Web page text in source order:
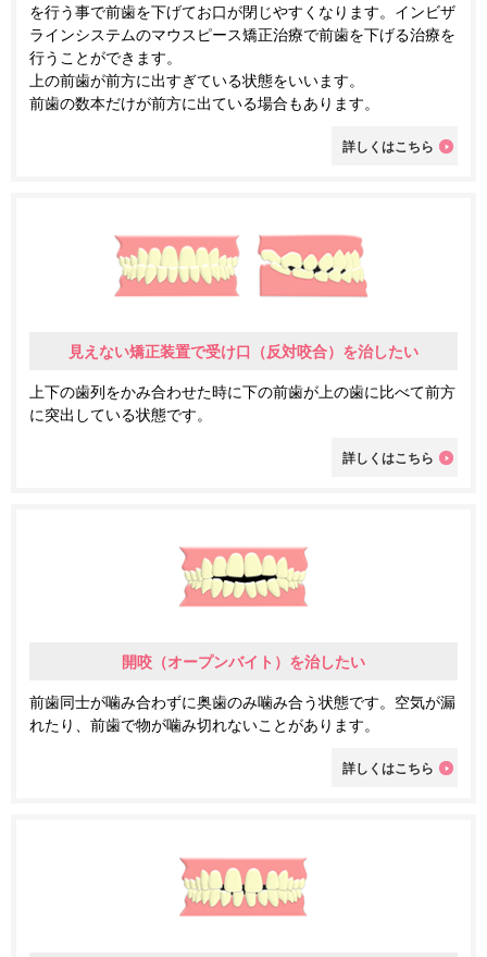
を行う事で前歯を下げてお口が閉じやすくなります。インビザ
ラインシステムのマウスピース矯正治療で前歯を下げる治療を
行うことができます。
上の前歯が前方に出すぎている状態をいいます。
前歯の数本だけが前方に出ている場合もあります。
詳しくはこちら
見えない矯正装置で受け口（反対咬合）を治したい
上下の歯列をかみ合わせた時に下の前歯が上の歯に比べて前方
に突出している状態です。
詳しくはこちら
開咬（オープンバイト）を治したい
前歯同士が噛み合わずに奥歯のみ噛み合う状態です。空気が漏
れたり、前歯で物が噛み切れないことがあります。
詳しくはこちら